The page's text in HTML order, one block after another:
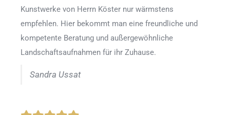
Kunstwerke von Herrn Köster nur wärmstens
empfehlen. Hier bekommt man eine freundliche und
kompetente Beratung und außergewöhnliche
Landschaftsaufnahmen für ihr Zuhause.
Sandra Ussat